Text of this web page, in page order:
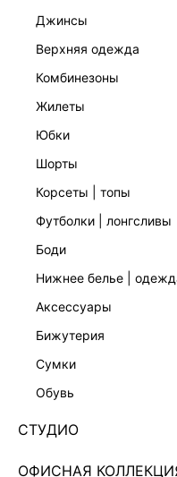
джинсы
верхняя одежда
комбинезоны
жилеты
юбки
шорты
корсеты | топы
футболки | лонгсливы
боди
нижнее белье |
аксессуары
бижутерия
сумки
обувь
СТУДИО
ОФИСНАЯ
ЭКСКЛЮЗИВНО ОНЛАЙН
ДВУБОРТНЫЙ ЖАКЕТ
Нет в наличии
ЦВЕТ:СЕРЫЙ